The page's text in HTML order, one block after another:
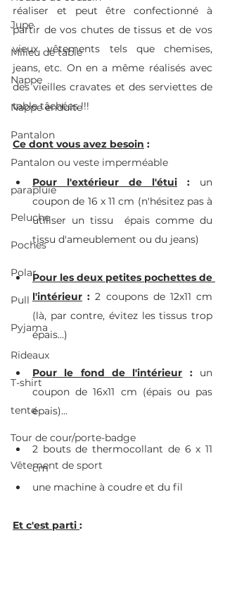
Jupe
Milieu de table
Nappe
Nappe enduite
Pantalon
Pantalon ou veste imperméable
parapluie
Peluche
Poches
Polar
Pull
Pyjama
Rideaux
T-shirt
tente
Tour de cour/porte-badge
Vêtement de sport
réaliser et peut être confectionné à
partir de vos chutes de tissus et de vos
vieux vêtements tels que chemises,
jeans, etc. On en a même réalisés avec
des vieilles cravates et des serviettes de
table tâchées !!!
Ce dont vous avez besoin :
Pour l'extérieur de l'étui : un
coupon de 16 x 11 cm (n'hésitez pas à
utiliser un tissu  épais comme du
tissu d'ameublement ou du jeans)
Pour les deux petites pochettes de
l'intérieur : 2 coupons de 12x11 cm
(là, par contre, évitez les tissus trop
épais...)
Pour le fond de l'intérieur : un
coupon de 16x11 cm (épais ou pas
épais)...
2 bouts de thermocollant de 6 x 11
cm
une machine à coudre et du fil
Et c'est parti :